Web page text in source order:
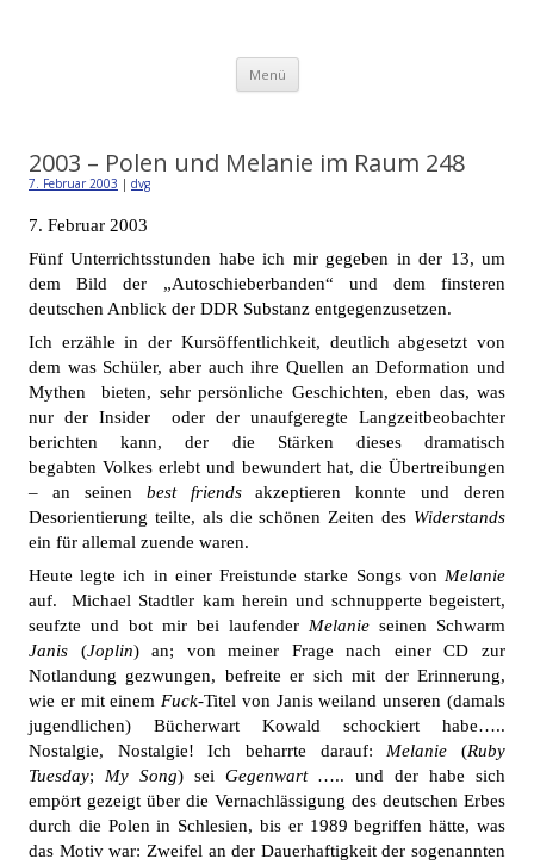
Menü Zum
springen
2003 – Polen und Melanie im Raum 248
7. Februar 2003 | dvg
7. Februar 2003
Fünf Unterrichtsstunden habe ich mir gegeben in der 13, um
dem Bild der „Autoschieberbanden“ und dem finsteren
deutschen Anblick der DDR Substanz entgegenzusetzen.
Ich erzähle in der Kursöffentlichkeit, deutlich abgesetzt von
dem was Schüler, aber auch ihre Quellen an Deformation und
Mythen
bieten, sehr persönliche Geschichten, eben das, was
nur der Insider oder der unaufgeregte Langzeitbeobachter
berichten kann, der die Stärken dieses dramatisch
begabten Volkes erlebt und bewundert hat, die Übertreibungen
– an seinen best friendsakzeptieren konnte und deren
Desorientierung teilte, als die schönen Zeiten des Widerstands
ein für allemal zuende waren.
Heute legte ich in einer Freistunde starke Songs von Melanie
auf. Michael Stadtler kam herein und schnupperte begeistert,
seufzte und bot mir bei laufender Melanie seinen Schwarm
Janis (Joplin) an; von meiner Frage nach einer CD zur
Notlandung gezwungen, befreite er sich mit der Erinnerung,
wie er mit einem Fuck-Titel von Janis weiland unseren (damals
jugendlichen) Bücherwart Kowald schockiert habe…..
Nostalgie, Nostalgie! Ich beharrte darauf: Melanie(Ruby
Tuesday; My Song) sei Gegenwart….. und der habe sich
empört gezeigt über die Vernachlässigung des deutschen Erbes
durch die Polen in Schlesien, bis er 1989 begriffen hätte, was
das Motiv war: Zweifel an der Dauerhaftigkeit der sogenannten